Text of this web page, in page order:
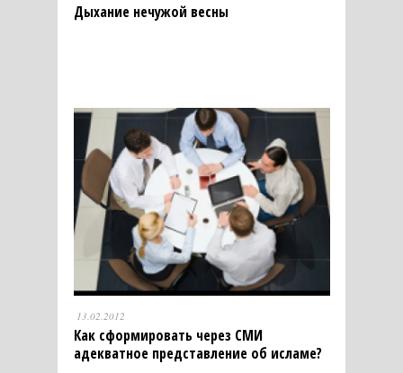
Дыхание нечужой весны
13.02.2012
Как сформировать через СМИ
адекватное представление об исламе?